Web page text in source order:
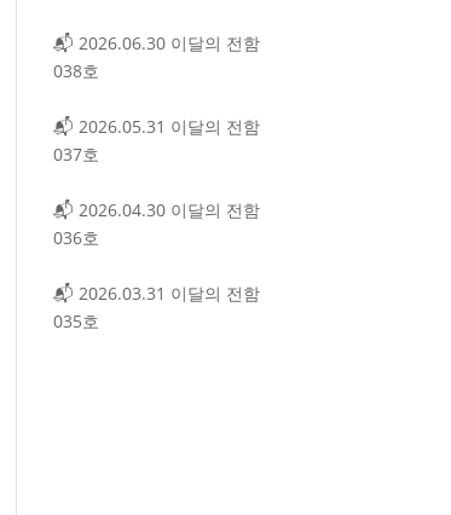
📬 2026.06.30 이달의 전함
038호
📬 2026.05.31 이달의 전함
037호
📬 2026.04.30 이달의 전함
036호
📬 2026.03.31 이달의 전함
035호